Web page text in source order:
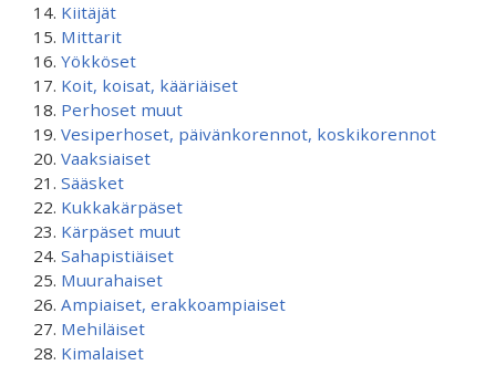
Kiitäjät
Mittarit
Yökköset
Koit, koisat, kääriäiset
Perhoset muut
Vesiperhoset, päivänkorennot, koskikorennot
Vaaksiaiset
Sääsket
Kukkakärpäset
Kärpäset muut
Sahapistiäiset
Muurahaiset
Ampiaiset, erakkoampiaiset
Mehiläiset
Kimalaiset